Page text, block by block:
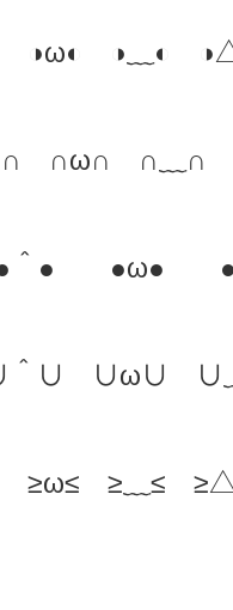
◑ω◐ ◑﹏◐
∩ ∩ω∩
● ●ω●
＾∪ ∪ω∪
≥ω≤ ≥﹏≤